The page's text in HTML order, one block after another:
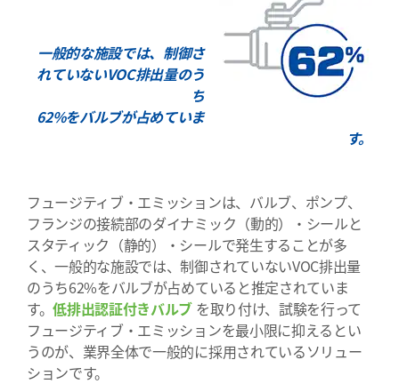
一般的な施設では、制御さ
れていないVOC排出量のう
ち
62%をバルブが占めていま
す。
フュージティブ・エミッションは、バルブ、ポンプ、
フランジの接続部のダイナミック（動的）・シールと
スタティック（静的）・シールで発生することが多
く、一般的な施設では、制御されていないVOC排出量
のうち62%をバルブが占めていると推定されていま
す。低排出認証付きバルブ を取り付け、試験を行って
フュージティブ・エミッションを最小限に抑えるとい
うのが、業界全体で一般的に採用されているソリュー
ションです。